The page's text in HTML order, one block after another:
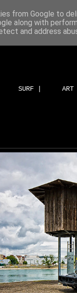
SURF |
from Google to
along with
and address